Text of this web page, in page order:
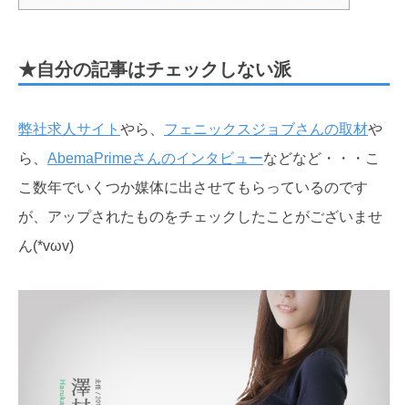
★自分の記事はチェックしない派
弊社求人サイト やら、 フェニックスジョブさんの取材や
ら、 AbemaPrimeさんのインタビューなどなど・・・こ
こ数年でいくつか媒体に出させてもらっているのです
が、アップされたものをチェックしたことがございませ
ん(*vωv)